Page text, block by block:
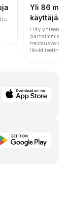
Yli 86 milj.
käyttäjää
Liity yhteen
parhaimmista
likviditeetin